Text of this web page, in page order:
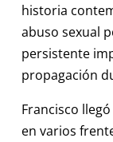
historia
abuso sexual
persistente
propagación
Francisco
en varios